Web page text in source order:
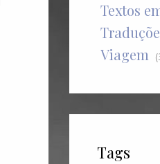
Textos
Viagem
Tags